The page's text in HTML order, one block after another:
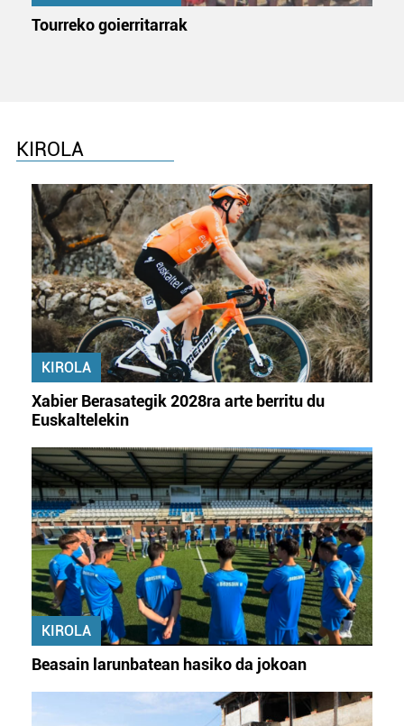
Tourreko goierritarrak
KIROLA
KIROLA
Xabier Berasategik 2028ra arte berritu du
Euskaltelekin
KIROLA
Beasain larunbatean hasiko da jokoan